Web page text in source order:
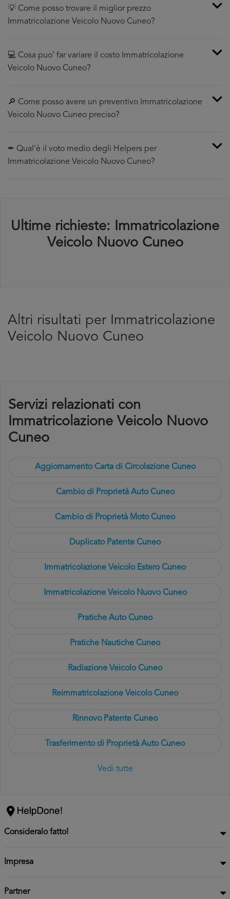
💡 Come posso trovare il miglior prezzo
Immatricolazione Veicolo Nuovo Cuneo?
💻 Cosa puo’ far variare il costo Immatricolazione
Veicolo Nuovo Cuneo?
🔎 Come posso avere un preventivo Immatricolazione
Veicolo Nuovo Cuneo preciso?
✒ Qual’è il voto medio degli Helpers per
Immatricolazione Veicolo Nuovo Cuneo?
Ultime richieste: Immatricolazione
Veicolo Nuovo Cuneo
Altri risultati per Immatricolazione
Veicolo Nuovo Cuneo
Servizi relazionati con
Immatricolazione Veicolo Nuovo
Cuneo
Aggiornamento Carta di Circolazione Cuneo
Cambio di Proprietà Auto Cuneo
Cambio di Proprietà Moto Cuneo
Duplicato Patente Cuneo
Immatricolazione Veicolo Estero Cuneo
Immatricolazione Veicolo Nuovo Cuneo
Pratiche Auto Cuneo
Pratiche Nautiche Cuneo
Radiazione Veicolo Cuneo
Reimmatricolazione Veicolo Cuneo
Rinnovo Patente Cuneo
Trasferimento di Proprietà Auto Cuneo
Vedi tutte
Consideralo fatto!
Impresa
Partner